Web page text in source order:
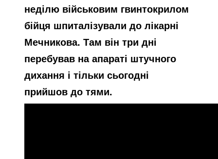
неділю військовим гвинтокрилом
бійця шпиталізували до лікарні
Мечникова. Там він три дні
перебував на апараті штучного
дихання і тільки сьогодні
прийшов до тями.